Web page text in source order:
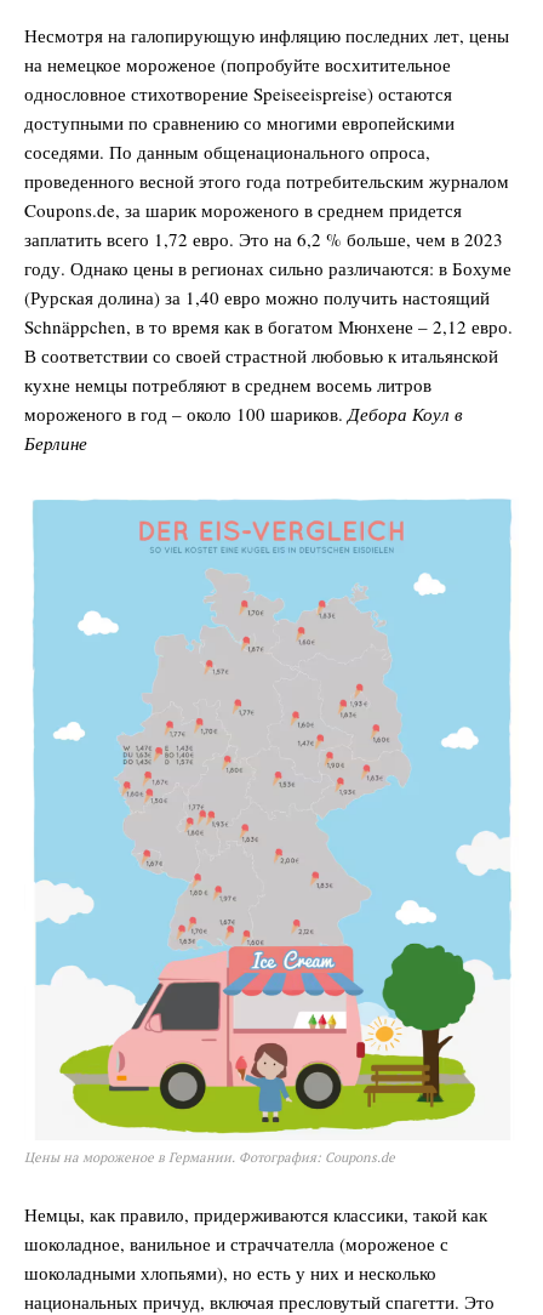
Несмотря на галопирующую инфляцию последних лет, цены
на немецкое мороженое (попробуйте восхитительное
однословное стихотворение Speiseeispreise) остаются
доступными по сравнению со многими европейскими
соседями. По данным общенационального опроса,
проведенного весной этого года потребительским журналом
Coupons.de, за шарик мороженого в среднем придется
заплатить всего 1,72 евро. Это на 6,2 % больше, чем в 2023
году. Однако цены в регионах сильно различаются: в Бохуме
(Рурская долина) за 1,40 евро можно получить настоящий
Schnäppchen, в то время как в богатом Мюнхене – 2,12 евро.
В соответствии со своей страстной любовью к итальянской
кухне немцы потребляют в среднем восемь литров
мороженого в год – около 100 шариков. Дебора Коул в
Берлине
Цены на мороженое в Германии. Фотография: Coupons.de
Немцы, как правило, придерживаются классики, такой как
шоколадное, ванильное и страччателла (мороженое с
шоколадными хлопьями), но есть у них и несколько
национальных причуд, включая пресловутый спагетти. Это